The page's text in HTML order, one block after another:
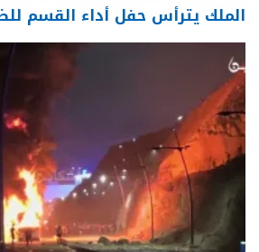
الملك يترأس حفل أداء القسم